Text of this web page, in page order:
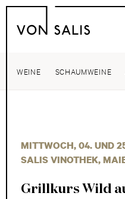
WEINE SCHAUMWEINE
MITTWOCH, 04. UND
SALIS VINOTHEK,
Grillkurs Wild